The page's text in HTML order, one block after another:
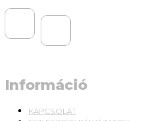
Információ
KAPCSOLAT